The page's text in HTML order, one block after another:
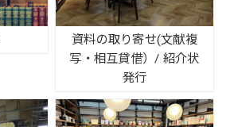
資料の取り寄せ(文献複
写・相互貸借）/ 紹介状
発行